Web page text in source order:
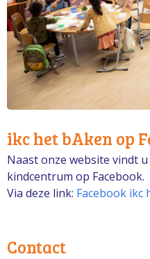
ikc het bAken op
Naast onze website vindt
kindcentrum op Facebook.
Via deze link: Facebook ikc
Contact